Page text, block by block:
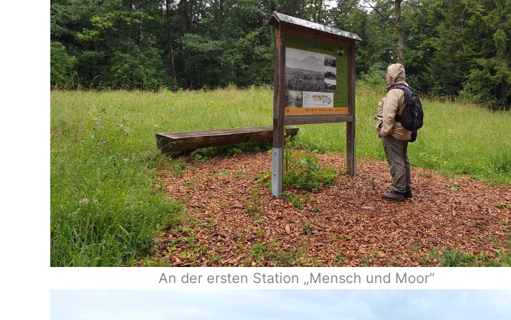
An der ersten Station „Mensch und Moor“